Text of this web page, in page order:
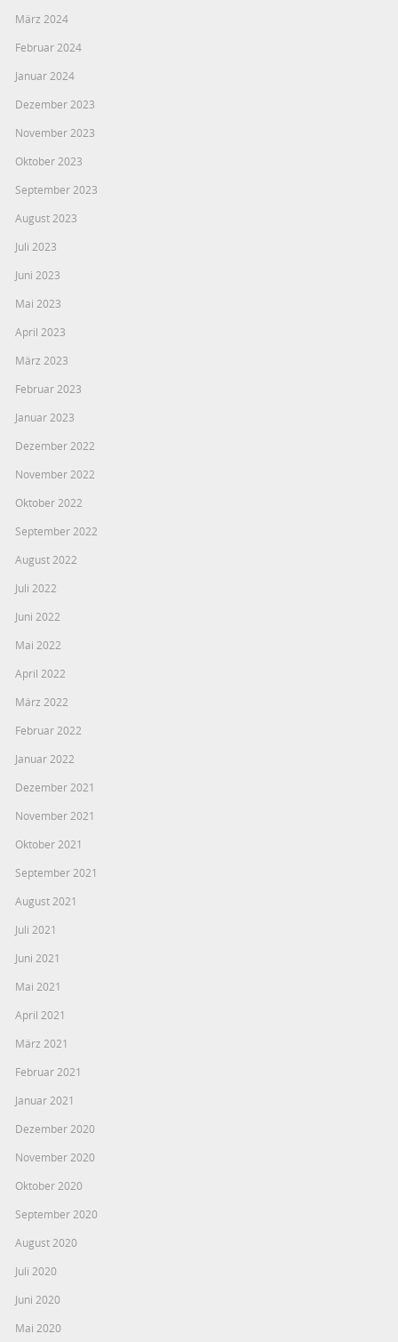
März 2024
Februar 2024
Januar 2024
Dezember 2023
November 2023
Oktober 2023
September 2023
August 2023
Juli 2023
Juni 2023
Mai 2023
April 2023
März 2023
Februar 2023
Januar 2023
Dezember 2022
November 2022
Oktober 2022
September 2022
August 2022
Juli 2022
Juni 2022
Mai 2022
April 2022
März 2022
Februar 2022
Januar 2022
Dezember 2021
November 2021
Oktober 2021
September 2021
August 2021
Juli 2021
Juni 2021
Mai 2021
April 2021
März 2021
Februar 2021
Januar 2021
Dezember 2020
November 2020
Oktober 2020
September 2020
August 2020
Juli 2020
Juni 2020
Mai 2020